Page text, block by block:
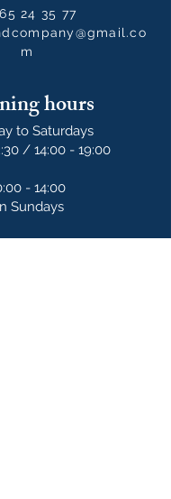
24 35 77
m
hours
to Saturdays
/ 14:00 - 19:00
- 14:00
Sundays